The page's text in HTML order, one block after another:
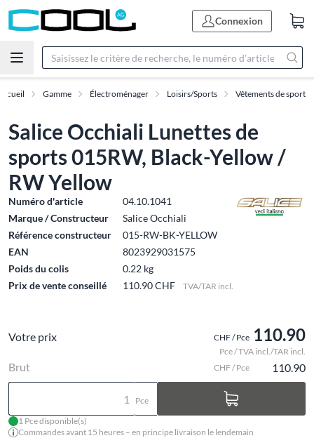
Connexion
Gamme Électroménager Loisirs/Sports Vêtements de sport
Salice Occhiali Lunettes de
sports 015RW, Black-Yellow /
RW Yellow
Numéro d'article
04.10.1041
Marque / Constructeur
Salice Occhiali
Référence constructeur
015-RW-BK-YELLOW
EAN
8023929031575
Poids du colis
0.22 kg
Prix de vente conseillé
110.90 CHF TVA/TAR incl.
Votre prix CHF / Pce 110.90
Pce / TVA incl./TAR incl.
Brut CHF / Pce 110.90
Pce
1 Pce disponible(s)
Commandes avant 15 heures – en principe livraison le lendemain